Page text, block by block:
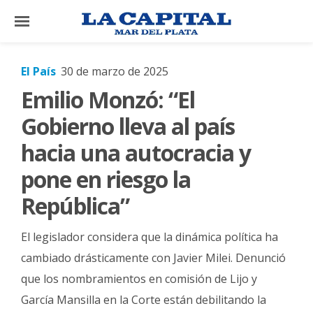
×
El
País
El
Mundo
La
Zona
Tecnología
Gastronomía
Salud
El País 30 de marzo de 2025
Emilio Monzó: “El
Gobierno lleva al país
hacia una autocracia y
pone en riesgo la
República”
El legislador considera que la dinámica política ha
cambiado drásticamente con Javier Milei. Denunció
que los nombramientos en comisión de Lijo y
García Mansilla en la Corte están debilitando la